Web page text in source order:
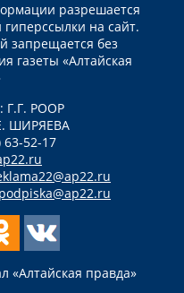
разрешается
на сайт.
запрещается без
газеты «Алтайская
Г.Г. РООР
ШИРЯЕВА
63-52-17
podpiska@ap22.ru
правда»